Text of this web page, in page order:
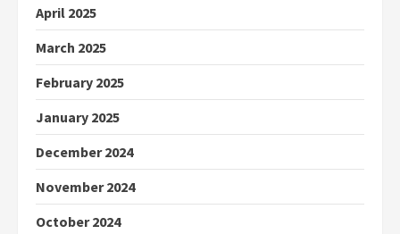
April 2025
March 2025
February 2025
January 2025
December 2024
November 2024
October 2024